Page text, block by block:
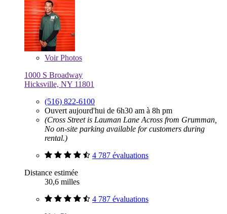
VoirPhotos
1000 S Broadway
Hicksville, NY 11801
(516) 822-6100
Ouvert aujourd'hui de 6h30 am à 8h pm
(Cross Street is Lauman Lane Across from Grumman,
No on-site parking available for customers during
rental.)
4 787 évaluations
Distance estimée
30,6 milles
4 787 évaluations